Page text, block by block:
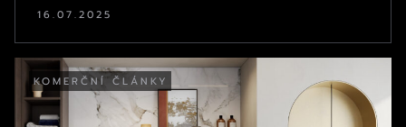
16.07.2025
KOMERČNÍ ČLÁNKY